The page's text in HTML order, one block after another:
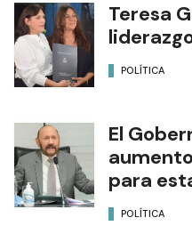
Teresa
POLÍTICA
El
para
POLÍTICA